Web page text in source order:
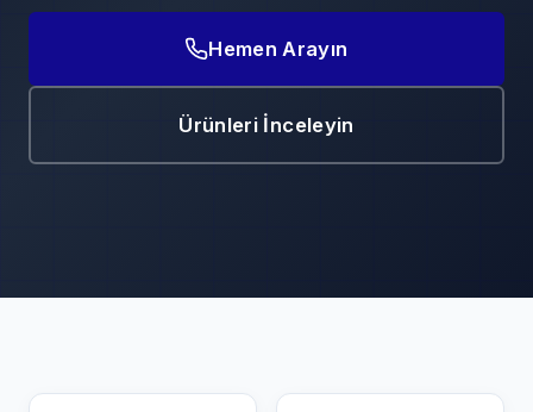
Hemen Arayın
Ürünleri İnceleyin